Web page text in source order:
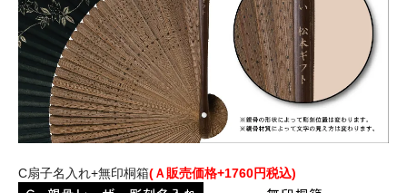
C扇子名入れ+無印桐箱(Ａ販売価格+1760円税込)